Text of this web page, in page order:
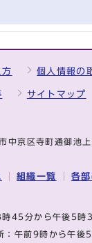
方 個人情報の
サイトマップ
京区寺町通御池上
組織一覧 各
時45分から午後5
：午前9時から午